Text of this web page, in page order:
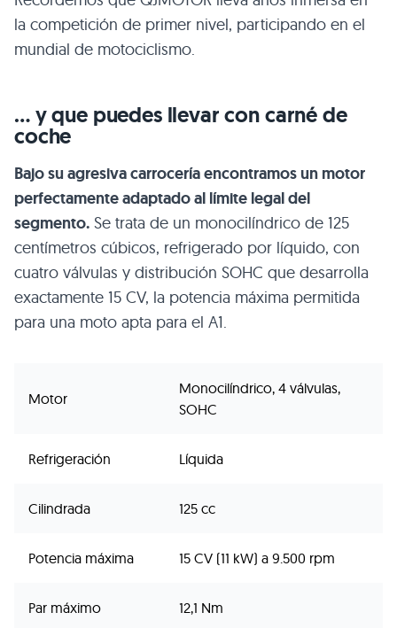
la competición de primer nivel, participando en el
mundial de motociclismo.
… y que puedes llevar con carné de
coche
Bajo su agresiva carrocería encontramos un motor
perfectamente adaptado al límite legal del
segmento. Se trata de un monocilíndrico de 125
centímetros cúbicos, refrigerado por líquido, con
cuatro válvulas y distribución SOHC que desarrolla
exactamente 15 CV, la potencia máxima permitida
para una moto apta para el A1.
Motor
Monocilíndrico, 4 válvulas,
SOHC
Refrigeración Líquida
Cilindrada 125 cc
Potencia máxima 15 CV (11 kW) a 9.500 rpm
Par máximo 12,1 Nm